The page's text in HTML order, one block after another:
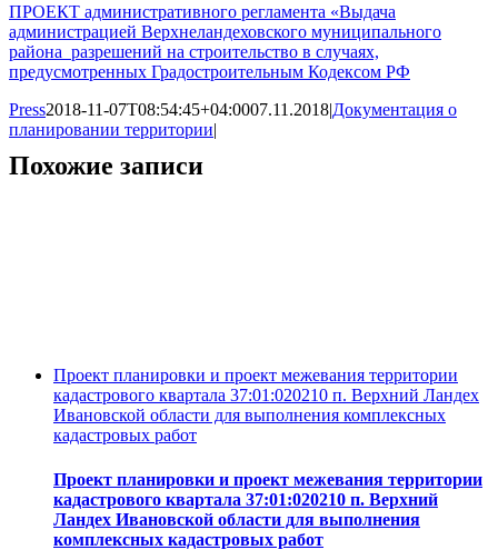
ПРОЕКТ административного регламента «Выдача
администрацией Верхнеландеховского муниципального
района разрешений на строительство в случаях,
предусмотренных Градостроительным Кодексом РФ
Press2018-11-07T08:54:45+04:0007.11.2018|Документация о
планировании территории|
Похожие записи
Проект планировки и проект межевания территории
кадастрового квартала 37:01:020210 п. Верхний Ландех
Ивановской области для выполнения комплексных
кадастровых работ
Проект планировки и проект межевания территории
кадастрового квартала 37:01:020210 п. Верхний
Ландех Ивановской области для выполнения
комплексных кадастровых работ